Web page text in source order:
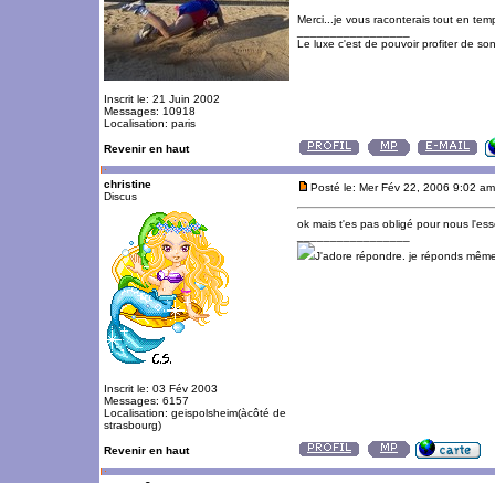
Inscrit le: 21 Juin 2002
Messages: 10918
Localisation: paris
Merci...je vous raconterais tout en
Le luxe c'est de pouvoir profiter de
Revenir en haut
christine
Discus
Inscrit le: 03 Fév 2003
Messages: 6157
Localisation: geispolsheim(àcôté de
strasbourg)
Posté le: Mer Fév 22, 2006 9:02 am
ok mais t'es pas obligé pour nous
J'adore répondre. je réponds
Revenir en haut